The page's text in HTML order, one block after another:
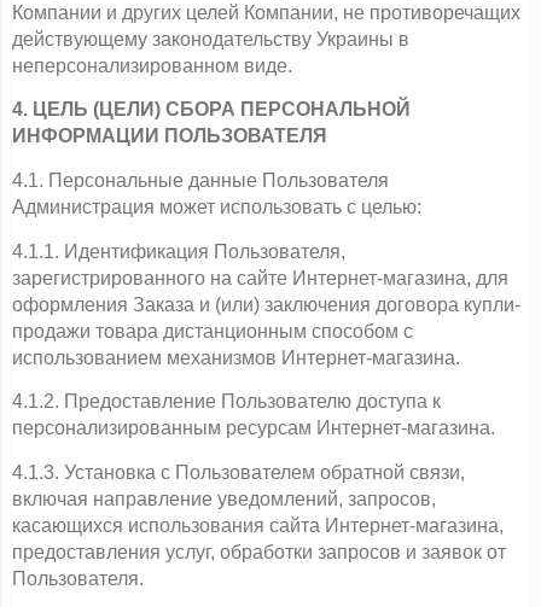
Компании и других целей Компании, не противоречащих
действующему законодательству Украины в
неперсонализированном виде.
4. ЦЕЛЬ (ЦЕЛИ) СБОРА ПЕРСОНАЛЬНОЙ
ИНФОРМАЦИИ ПОЛЬЗОВАТЕЛЯ
4.1. Персональные данные Пользователя
Администрация может использовать с целью:
4.1.1. Идентификация Пользователя,
зарегистрированного на сайте Интернет-магазина, для
оформления Заказа и (или) заключения договора купли-
продажи товара дистанционным способом с
использованием механизмов Интернет-магазина.
4.1.2. Предоставление Пользователю доступа к
персонализированным ресурсам Интернет-магазина.
4.1.3. Установка с Пользователем обратной связи,
включая направление уведомлений, запросов,
касающихся использования сайта Интернет-магазина,
предоставления услуг, обработки запросов и заявок от
Пользователя.